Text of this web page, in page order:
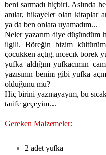
beni sarmadı hiçbiri. Aslında
anılar, hikayeler olan kitaplar
ya da ben onlara uyamadım...
Neler yazarım diye düşündüm
ilgili.Böreğin bizim
çocukken açtığı incecik börek
yufka aldığım yufkacımın
yazısının benim gibi yufka
olduğunu mu?
Hiç birini yazmayayım, bu
tarife geçeyim....
Gereken Malzemeler:
2 adet yufka